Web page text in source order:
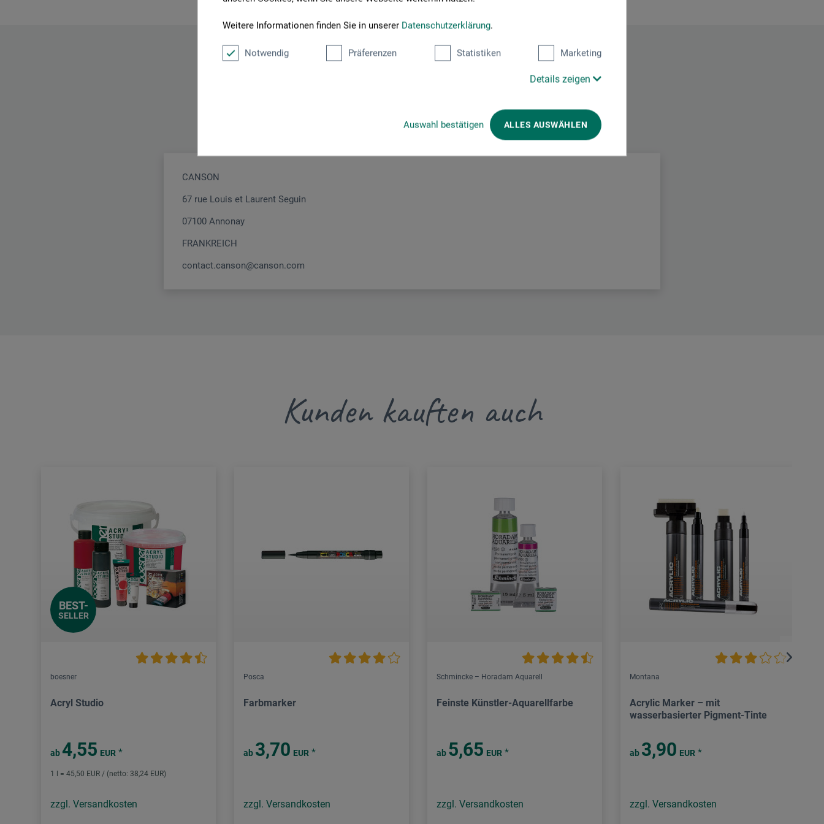
Weitere Informationen finden Sie in unserer Datenschutzerklärung.
Notwendig Präferenzen Statistiken Marketing
Details zeigen
Auswahl bestätigen ALLES AUSWÄHLEN
Hier finden Sie die Kontaktdaten des Herstellers zu diesem Produkt.
CANSON
67 rue Louis et Laurent Seguin
07100 Annonay
FRANKREICH
contact.canson@canson.com
Kunden kauften auch
BEST-
SELLER
boesner
Acryl Studio
ab 4,55 EUR *
1 l = 45,50 EUR / (netto: 38,24 EUR)
zzgl. Versandkosten
Posca
Farbmarker
ab 3,70 EUR *
zzgl. Versandkosten
Schmincke – Horadam Aquarell
Feinste Künstler-Aquarellfarbe
ab 5,65 EUR *
zzgl. Versandkosten
Montana
Acrylic Marker – mit
wasserbasierter Pigment-Tinte
ab 3,90 EUR *
zzgl. Versandkosten